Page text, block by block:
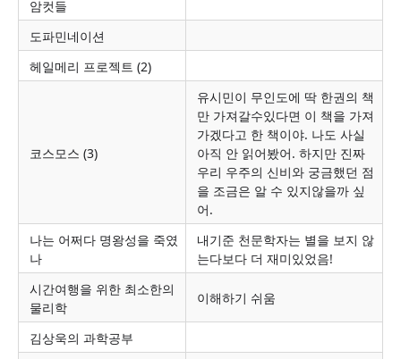
암컷들
도파민네이션
헤일메리 프로젝트 (2)
코스모스 (3)
유시민이 무인도에 딱 한권의 책
만 가져갈수있다면 이 책을 가져
가겠다고 한 책이야. 나도 사실
아직 안 읽어봤어. 하지만 진짜
우리 우주의 신비와 궁금했던 점
을 조금은 알 수 있지않을까 싶
어.
나는 어쩌다 명왕성을 죽였
나
내기준 천문학자는 별을 보지 않
는다보다 더 재미있었음!
시간여행을 위한 최소한의
물리학
이해하기 쉬움
김상욱의 과학공부